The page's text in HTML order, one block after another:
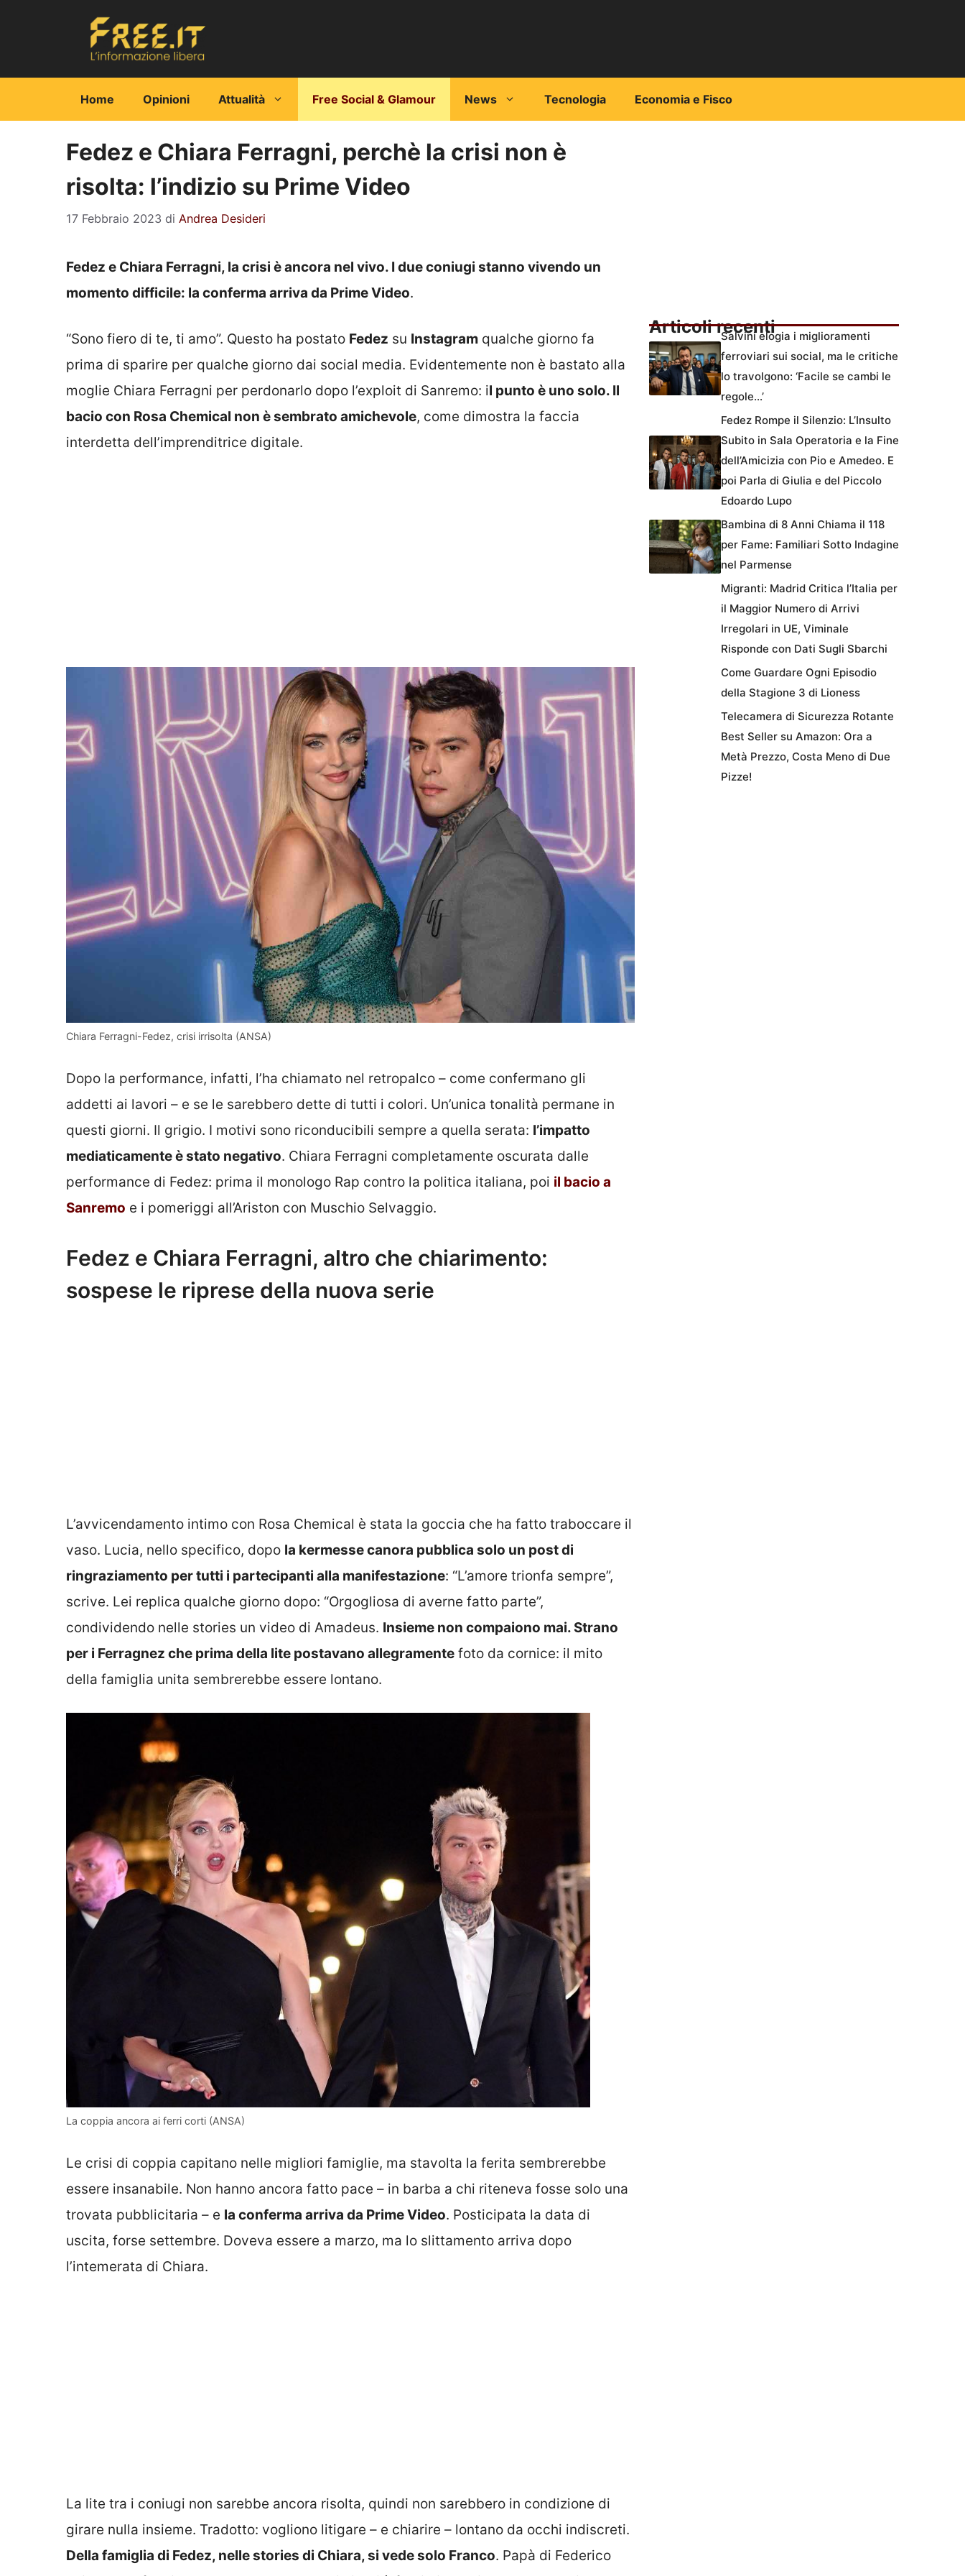
Home Opinioni Attualità Free Social & Glamour News Tecnologia Economia e Fisco
Fedez e Chiara Ferragni, perchè la crisi non è
risolta: l’indizio su Prime Video
17 Febbraio 2023 di Andrea Desideri
Fedez e Chiara Ferragni, la crisi è ancora nel vivo. I due coniugi stanno vivendo un
momento difficile: la conferma arriva da Prime Video.
“Sono fiero di te, ti amo”. Questo ha postato Fedez su Instagram qualche giorno fa
prima di sparire per qualche giorno dai social media. Evidentemente non è bastato alla
moglie Chiara Ferragni per perdonarlo dopo l’exploit di Sanremo: il punto è uno solo. Il
bacio con Rosa Chemical non è sembrato amichevole, come dimostra la faccia
interdetta dell’imprenditrice digitale.
Chiara Ferragni-Fedez, crisi irrisolta (ANSA)
Dopo la performance, infatti, l’ha chiamato nel retropalco – come confermano gli
addetti ai lavori – e se le sarebbero dette di tutti i colori. Un’unica tonalità permane in
questi giorni. Il grigio. I motivi sono riconducibili sempre a quella serata: l’impatto
mediaticamente è stato negativo. Chiara Ferragni completamente oscurata dalle
performance di Fedez: prima il monologo Rap contro la politica italiana, poi il bacio a
Sanremo e i pomeriggi all’Ariston con Muschio Selvaggio.
Fedez e Chiara Ferragni, altro che chiarimento:
sospese le riprese della nuova serie
L’avvicendamento intimo con Rosa Chemical è stata la goccia che ha fatto traboccare il
vaso. Lucia, nello specifico, dopo la kermesse canora pubblica solo un post di
ringraziamento per tutti i partecipanti alla manifestazione: “L’amore trionfa sempre”,
scrive. Lei replica qualche giorno dopo: “Orgogliosa di averne fatto parte”,
condividendo nelle stories un video di Amadeus. Insieme non compaiono mai. Strano
per i Ferragnez che prima della lite postavano allegramente foto da cornice: il mito
della famiglia unita sembrerebbe essere lontano.
La coppia ancora ai ferri corti (ANSA)
Le crisi di coppia capitano nelle migliori famiglie, ma stavolta la ferita sembrerebbe
essere insanabile. Non hanno ancora fatto pace – in barba a chi riteneva fosse solo una
trovata pubblicitaria – e la conferma arriva da Prime Video. Posticipata la data di
uscita, forse settembre. Doveva essere a marzo, ma lo slittamento arriva dopo
l’intemerata di Chiara.
La lite tra i coniugi non sarebbe ancora risolta, quindi non sarebbero in condizione di
girare nulla insieme. Tradotto: vogliono litigare – e chiarire – lontano da occhi indiscreti.
Della famiglia di Fedez, nelle stories di Chiara, si vede solo Franco. Papà di Federico
Articoli recentiSalvini elogia i miglioramenti
ferroviari sui social, ma le critiche
lo travolgono: ‘Facile se cambi le
regole…’
Fedez Rompe il Silenzio: L’Insulto
Subito in Sala Operatoria e la Fine
dell’Amicizia con Pio e Amedeo. E
poi Parla di Giulia e del Piccolo
Edoardo Lupo
Bambina di 8 Anni Chiama il 118
per Fame: Familiari Sotto Indagine
nel Parmense
Migranti: Madrid Critica l’Italia per
il Maggior Numero di Arrivi
Irregolari in UE, Viminale
Risponde con Dati Sugli Sbarchi
Come Guardare Ogni Episodio
della Stagione 3 di Lioness
Telecamera di Sicurezza Rotante
Best Seller su Amazon: Ora a
Metà Prezzo, Costa Meno di Due
Pizze!